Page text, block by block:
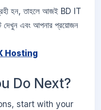
হন, তাহলে আজই BD IT
দেখুন এবং আপনার প্রয়োজন
Hosting
Do Next?
start with your